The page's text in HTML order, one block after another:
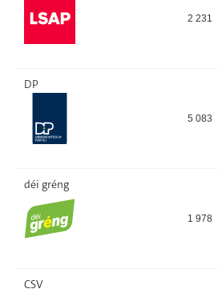
2 231
DP
5 083
déi gréng
1 978
CSV